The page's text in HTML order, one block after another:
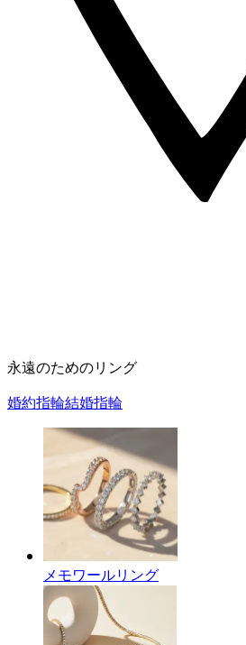
永遠のためのリング
婚約指輪結婚指輪
メモワールリング